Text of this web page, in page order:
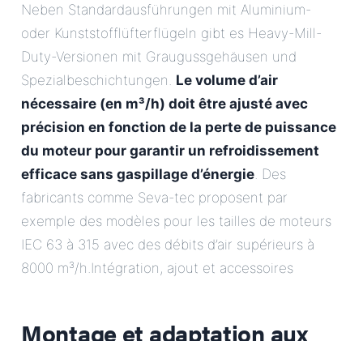
Neben Standardausführungen mit Aluminium-
oder Kunststofflüfterflügeln gibt es Heavy-Mill-
Duty-Versionen mit Graugussgehäusen und
Spezialbeschichtungen. Le volume d’air
nécessaire (en m³/h) doit être ajusté avec
précision en fonction de la perte de puissance
du moteur pour garantir un refroidissement
efficace sans gaspillage d’énergie. Des
fabricants comme Seva-tec proposent par
exemple des modèles pour les tailles de moteurs
IEC 63 à 315 avec des débits d’air supérieurs à
8000 m³/h.Intégration, ajout et accessoires
Montage et adaptation aux